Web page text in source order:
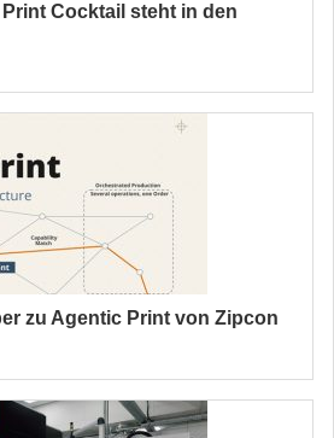
Cocktail steht in den
zu Agentic Print von Zipcon